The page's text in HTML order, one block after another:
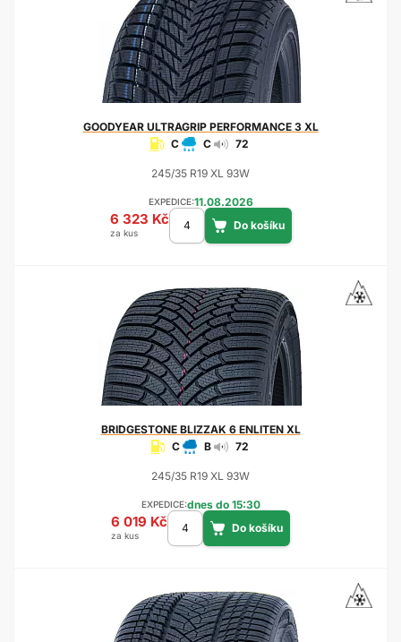
GOODYEARULTRAGRIP PERFORMANCE 3 XL
C
C 72
245/35 R19 XL 93W
EXPEDICE:11.08.2026
6 323 Kč
za kus
BRIDGESTONEBLIZZAK 6 ENLITEN XL
C
B 72
245/35 R19 XL 93W
EXPEDICE:dnes do 15:30
6 019 Kč
za kus